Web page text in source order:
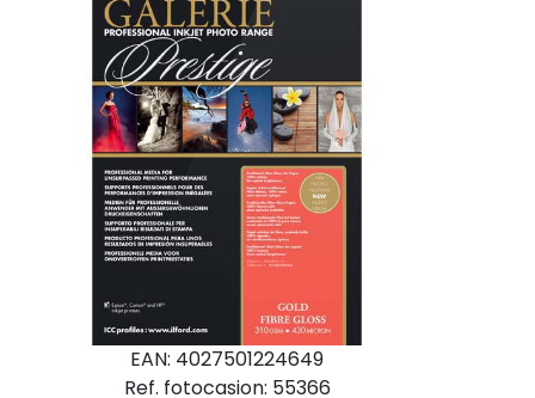
EAN: 4027501224649
Ref. fotocasion: 55366